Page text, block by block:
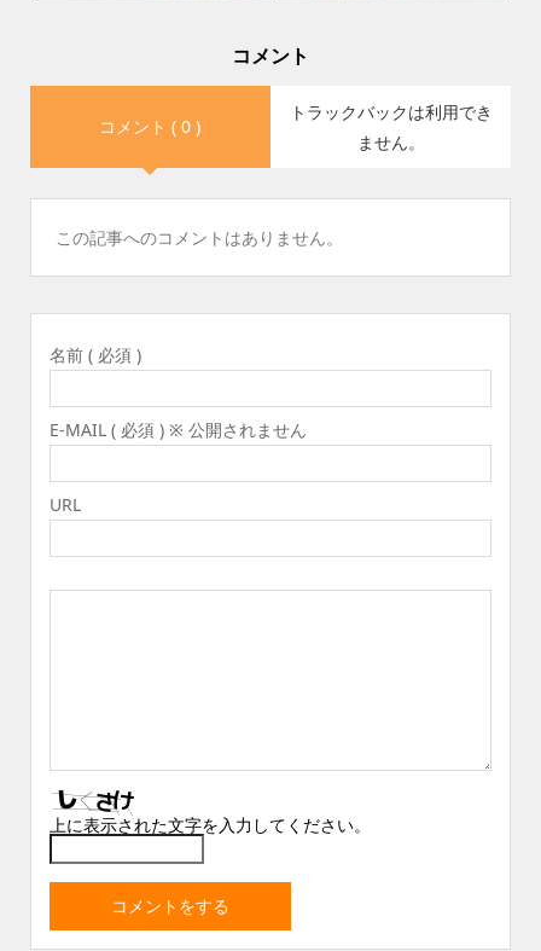
コメント
コメント ( 0 )
トラックバックは利用でき
ません。
この記事へのコメントはありません。
名前 ( 必須 )
E-MAIL ( 必須 ) ※ 公開されません
URL
上に表示された文字を入力してください。